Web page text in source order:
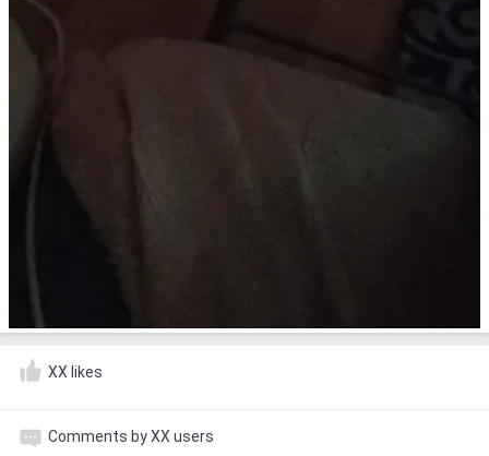
XX likes
Comments by XX users